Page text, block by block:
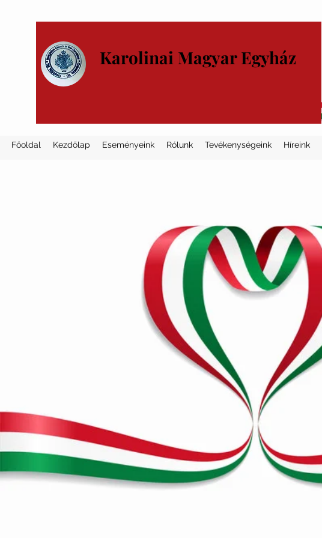
Karolinai Magyar Egyház
Főoldal Kezdőlap Eseményeink Rólunk Tevékenységeink Híreink